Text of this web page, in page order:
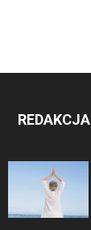
REDAKCJA